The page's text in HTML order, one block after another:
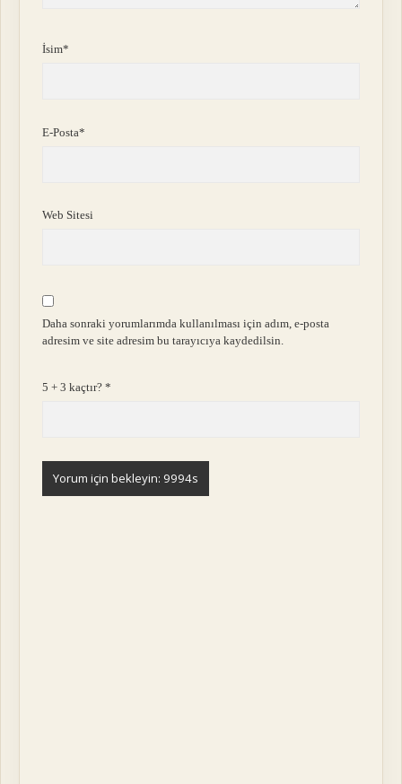
İsim*
E-Posta*
Web Sitesi
Daha sonraki yorumlarımda kullanılması için adım, e-posta
adresim ve site adresim bu tarayıcıya kaydedilsin.
5 + 3 kaçtır?*